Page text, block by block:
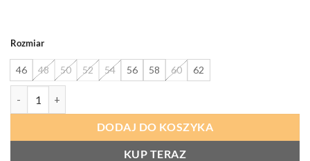
Rozmiar
46 48 50 52 54 56 58 60
62
DODAJ DO KOSZYKA
KUP TERAZ